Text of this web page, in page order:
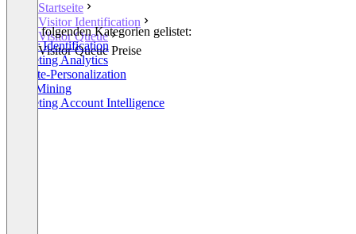
Startseite
Visitor Identification
Visitor Queue
Visitor Queue Preise
In den folgenden Kategorien gelistet:
Visitor Identification
Marketing Analytics
Website-Personalization
Lead Mining
Marketing Account Intelligence